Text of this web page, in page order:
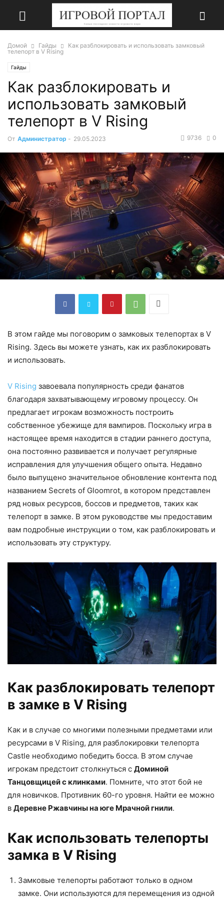
Домой Гайды
Как разблокировать и использовать замковый
телепорт в V Rising
Гайды
Как разблокировать и
использовать замковый
телепорт в V Rising
От Администратор - 29.05.2023 0
9736
В этом гайде мы поговорим о замковых телепортах в V
Rising. Здесь вы можете узнать, как их разблокировать
и использовать.
V Rising завоевала популярность среди фанатов
благодаря захватывающему игровому процессу. Он
предлагает игрокам возможность построить
собственное убежище для вампиров. Поскольку игра в
настоящее время находится в стадии раннего доступа,
она постоянно развивается и получает регулярные
исправления для улучшения общего опыта. Недавно
было выпущено значительное обновление контента под
названием Secrets of Gloomrot, в котором представлен
ряд новых ресурсов, боссов и предметов, таких как
телепорт в замке. В этом руководстве мы предоставим
вам подробные инструкции о том, как разблокировать и
использовать эту структуру.
Как разблокировать телепорт
в замке в V Rising
Как и в случае со многими полезными предметами или
ресурсами в V Rising, для разблокировки телепорта
Castle необходимо победить босса. В этом случае
игрокам предстоит столкнуться с Доминой
Танцовщицей с клинками. Помните, что этот бой не
для новичков. Противник 60-го уровня. Найти ее можно
в Деревне Ржавчины на юге Мрачной гнили.
Как использовать телепорты
замка в V Rising
Замковые телепорты работают только в одном
замке. Они используются для перемещения из одной